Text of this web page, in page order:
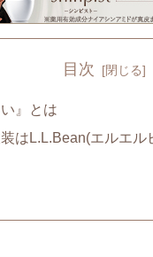
目次
』とは
はL.L.Bean(エルエ